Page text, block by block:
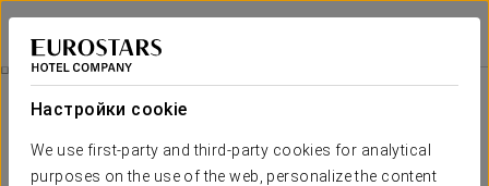
Настройки cookie
We use first-party and third-party cookies for analytical
purposes on the use of the web, personalize the content
Áurea Toledo
ТОЛЕДО
Здоровый Завтрак